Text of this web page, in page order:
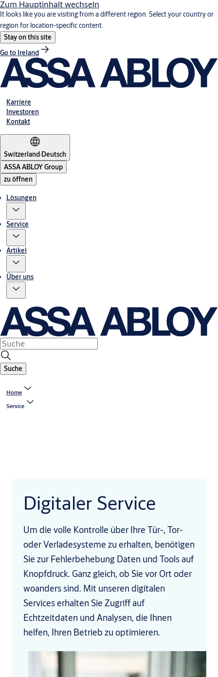
Zum Hauptinhalt wechseln
It looks like you are visiting from a different region. Select your country or
region for location-specific content.
Stay on this site
Go to Ireland
Karriere
Investoren
Kontakt
Switzerland·Deutsch
ASSA ABLOY Group
zu öffnen
Lösungen
Service
Artikel
Über uns
Suche
Home
Service
Digitaler Service
Um die volle Kontrolle über Ihre Tür-, Tor-
oder Verladesysteme zu erhalten, benötigen
Sie zur Fehlerbehebung Daten und Tools auf
Knopfdruck. Ganz gleich, ob Sie vor Ort oder
woanders sind. Mit unseren digitalen
Services erhalten Sie Zugriff auf
Echtzeitdaten und Analysen, die Ihnen
helfen, Ihren Betrieb zu optimieren.